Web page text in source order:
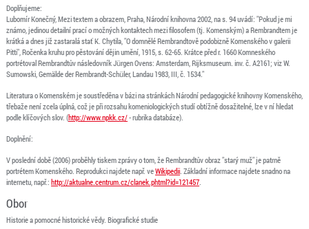
Doplňujeme:
Lubomír Konečný, Mezi textem a obrazem, Praha, Národní knihovna 2002, na s. 94 uvádí: "Pokud je mi
známo, jedinou detailní prací o možných kontaktech mezi filosofem (tj. Komenským) a Rembrandtem je
krátká a dnes již zastaralá stať K. Chytila, "O domnělé Rembrandtově podobizně Komenského v galerii
Pitti", Ročenka kruhu pro pěstování dějin umění, 1915, s. 62-65. Krátce před r. 1660 Komneského
portrétoval Rembrandtův následovník Jürgen Ovens: Amsterdam, Rijksmuseum. inv. č. A2161; viz W.
Sumowski, Gemälde der Rembrandt-Schüler, Landau 1983, III, č. 1534."
Literatura o Komenském je soustředěna v bázi na stránkách Národní pedagogické knihovny Komenského,
třebaže není zcela úplná, což je při rozsahu komeniologických studí obtížně dosažitelné, lze v ní hledat
podle klíčových slov. (http://www.npkk.cz/- rubrika databáze).
Doplnění:
V poslední době (2006) proběhly tiskem zprávy o tom, že Rembrandtův obraz "starý muž" je patrně
portrétem Komenského. Reprodukci najdete např. veWikipedii. Základní informace najdete snadno na
internetu, např.: http://aktualne.centrum.cz/clanek.phtml?id=121457.
Obor
Historie a pomocné historické vědy. Biografické studie